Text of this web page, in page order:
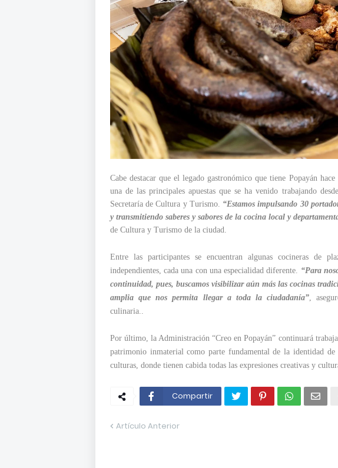
Cabe destacar que el legado gastronómico que tiene Popayán
una de las principales apuestas que se ha venido trabajando
Secretaría de Cultura y Turismo. “Estamos impulsando 30
y transmitiendo saberes y sabores de la cocina local y
de Cultura y Turismo de la ciudad.
Entre las participantes se encuentran algunas cocineras de
independientes, cada una con una especialidad diferente. “Para
continuidad, pues, buscamos visibilizar aún más las cocinas
amplia que nos permita llegar a toda la ciudadanía” ,
culinaria..
Por último, la Administración “Creo en Popayán” continuará
patrimonio inmaterial como parte fundamental de la identidad
culturas, donde tienen cabida todas las expresiones creativas y
Compartir
Artículo Anterior